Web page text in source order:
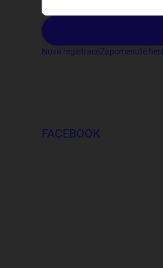
Nová registraceZapomenuté
FACEBOOK